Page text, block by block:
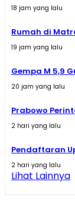
18 jam yang lalu
Rumah di
19 jam yang lalu
Gempa M 5,9
20 jam yang lalu
Prabowo
2 hari yang lalu
Pendaftaran
2 hari yang lalu
Lihat Lainnya